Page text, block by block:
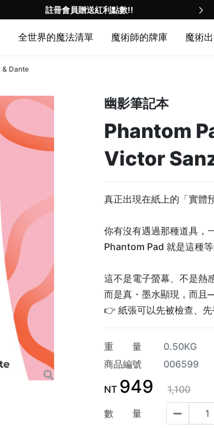
註冊會員贈送紅利點數!!
全世界的魔法清單 魔術師的牌庫 魔術
& Dante
幽影筆記本
Phantom
Victor
真正出現在紙上的「實體
你有沒有遇過那種道具，
Phantom Pad 就是這種等
這不是電子螢幕、不是熱
而是真・墨水顯現，而
👉 紙張可以先被檢查、先
重 量
0.50KG
商品編號
006599
NT 949 1,100
數 量